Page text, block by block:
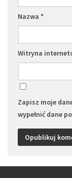
Nazwa *
Witryna
Zapisz moje
wypełnić dane